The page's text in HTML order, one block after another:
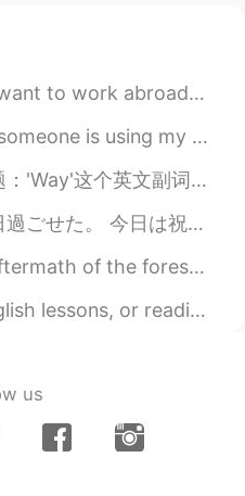
I were* good!
2019.09.22 12:30
someone already
I had a lisp at the Whispers part AHHHH...
is pretending to be me just so he can scam ...
是在'too'这个单词前面。意思是：非常，太 'Way' 的意涵是太多到并不可以了。 情况...
Luitpoldというカフェに行ってきた。 そのあと久しぶりに韓国語のタンデムパートナーに会...
Covered in ash... 🔥so haunting and a...
late as I have been feeling unwell and have a...
us